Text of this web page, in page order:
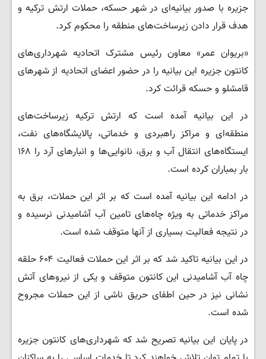
جزیره با صدور بیانیه‌ای در شهر حسکه، حملات ارتش ترکیه و
هدف قرار دادن زیرساخت‌های منطقه را محکوم کرد.
«بریوان عمر» معاون رئیس مشترک اتحادیه شهرداری‌های
کانتون جزیره این بیانیه را در حضور اعضای اتحادیه از شهرهای
قامشلو و حسکه قرائت کرد.
در این بیانیه آمده است که ارتش ترکیه زیرساخت‌های
منطقه‌ای و مراکز راهبردی و خدماتی، پالایشگاه‌های نفت،
ایستگاه‌های انتقال آب و برق، نانوایی‌ها و انبارهای آرد را ۱۶۸
بار بمباران کرده است.
در ادامه این بیانیه آمده است که بر اثر این حملات، برق به
مراکز خدماتی به ویژه چاه‌های تامین آب آشامیدنی نرسیده و
در نتیجه فعالیت بسیاری از آنها متوقف شده است.
در این بیانیه تاکید شد که بر اثر این حملات فعالیت ۶۰۴ حلقه
چاه آب آشامیدنی این کانتون متوقف و یکی از نیروهای آتش
نشانی نیز در حین اطفای حریق ناشی از این حملات مجروح
شده است.
در پایان این بیانیه تصریح شد که شهرداری‌های کانتون جزیره